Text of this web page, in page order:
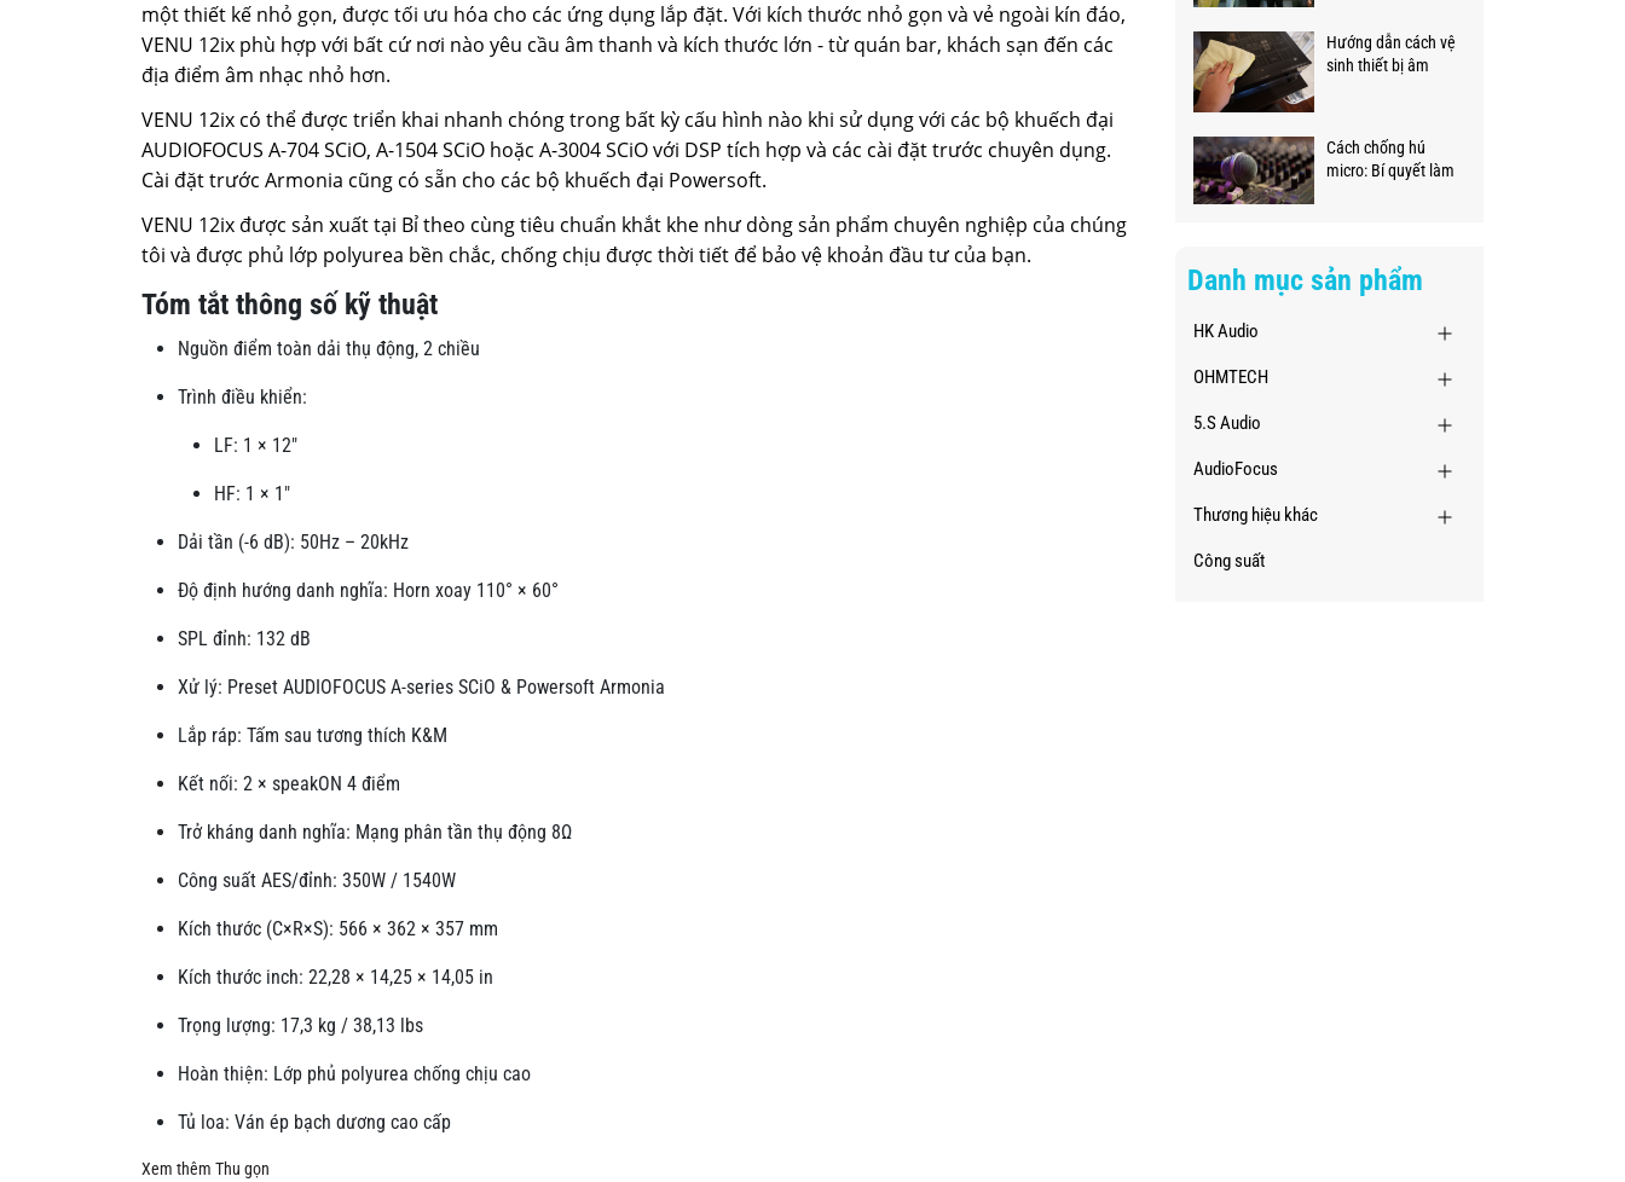
một thiết kế nhỏ gọn, được tối ưu hóa cho các ứng dụng lắp đặt. Với kích thước nhỏ gọn và vẻ ngoài kín đáo,
VENU 12ix phù hợp với bất cứ nơi nào yêu cầu âm thanh và kích thước lớn - từ quán bar, khách sạn đến các
địa điểm âm nhạc nhỏ hơn.
VENU 12ix có thể được triển khai nhanh chóng trong bất kỳ cấu hình nào khi sử dụng với các bộ khuếch đại
AUDIOFOCUS A-704 SCiO, A-1504 SCiO hoặc A-3004 SCiO với DSP tích hợp và các cài đặt trước chuyên dụng.
Cài đặt trước Armonia cũng có sẵn cho các bộ khuếch đại Powersoft.
VENU 12ix được sản xuất tại Bỉ theo cùng tiêu chuẩn khắt khe như dòng sản phẩm chuyên nghiệp của chúng
tôi và được phủ lớp polyurea bền chắc, chống chịu được thời tiết để bảo vệ khoản đầu tư của bạn.
Tóm tắt thông số kỹ thuật
Nguồn điểm toàn dải thụ động, 2 chiều
Trình điều khiển:
LF: 1 × 12″
HF: 1 × 1″
Dải tần (-6 dB): 50Hz – 20kHz
Độ định hướng danh nghĩa: Horn xoay 110° × 60°
SPL đỉnh: 132 dB
Xử lý: Preset AUDIOFOCUS A-series SCiO & Powersoft Armonia
Lắp ráp: Tấm sau tương thích K&M
Kết nối: 2 × speakON 4 điểm
Trở kháng danh nghĩa: Mạng phân tần thụ động 8Ω
Công suất AES/đỉnh: 350W / 1540W
Kích thước (C×R×S): 566 × 362 × 357 mm
Kích thước inch: 22,28 × 14,25 × 14,05 in
Trọng lượng: 17,3 kg / 38,13 lbs
Hoàn thiện: Lớp phủ polyurea chống chịu cao
Tủ loa: Ván ép bạch dương cao cấp
Xem thêm Thu gọn
chuyên nghiệp
Hướng dẫn cách vệ
sinh thiết bị âm
Cách chống hú
micro: Bí quyết làm
Danh mục sản phẩm
HK Audio
OHMTECH
5.S Audio
AudioFocus
Thương hiệu khác
Công suất